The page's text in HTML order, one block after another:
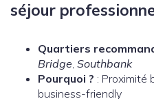
séjour
Quartiers
Bridge Southbank
Pourquoi ? : Proximité
business-friendly